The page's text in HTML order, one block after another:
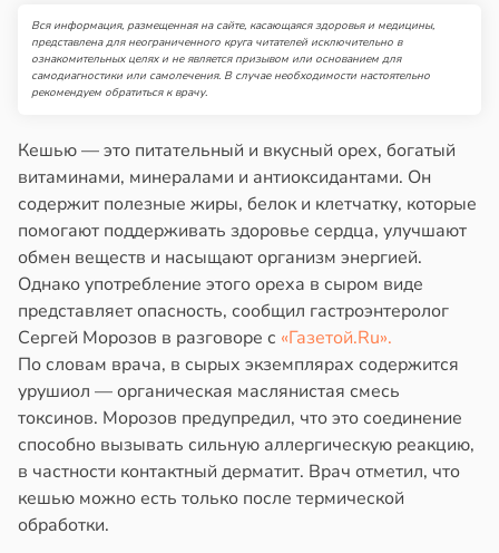
в20:58
19:27
Вся информация, размещенная на сайте, касающаяся здоровья и медицины,
представлена для неограниченного круга читателей исключительно в
ознакомительных целях и не является призывом или основанием для
самодиагностики или самолечения. В случае необходимости настоятельно
рекомендуем обратиться к врачу.
Кешью — это питательный и вкусный орех, богатый
витаминами, минералами и антиоксидантами. Он
содержит полезные жиры, белок и клетчатку, которые
помогают поддерживать здоровье сердца, улучшают
обмен веществ и насыщают организм энергией.
Однако употребление этого ореха в сыром виде
представляет опасность, сообщил гастроэнтеролог
Сергей Морозов в разговоре с «Газетой.Ru».
По словам врача, в сырых экземплярах содержится
урушиол — органическая маслянистая смесь
токсинов. Морозов предупредил, что это соединение
способно вызывать сильную аллергическую реакцию,
в частности контактный дерматит. Врач отметил, что
кешью можно есть только после термической
обработки.
20:45